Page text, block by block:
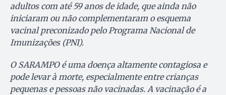
adultos com até 59 anos de idade, que ainda não
iniciaram ou não complementaram o esquema
vacinal preconizado pelo Programa Nacional de
Imunizações (PNI).
O SARAMPO é uma doença altamente contagiosa e
pode levar à morte, especialmente entre crianças
pequenas e pessoas não vacinadas. A vacinação é a